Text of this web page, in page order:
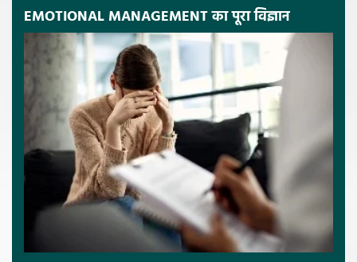
EMOTIONAL MANAGEMENT का पूरा विज्ञान